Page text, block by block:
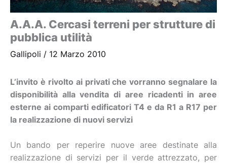
A.A.A. Cercasi terreni per strutture di
pubblica utilità
Gallipoli / 12 Marzo 2010
L’invito è rivolto ai privati che vorranno segnalare la
disponibilità alla vendita di aree ricadenti in aree
esterne ai comparti edificatori T4 e da R1 a R17 per
la realizzazione di nuovi servizi
Un bando per reperire nuove aree destinate alla
realizzazione di servizi per il verde attrezzato, per